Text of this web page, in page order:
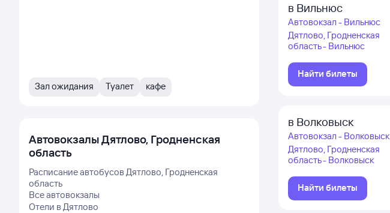
Зал ожидания Туалет кафе
в Вильнюс
Автовокзал - Вильнюс
Дятлово, Гродненская
область - Вильнюс
Найти билеты
в Волковыск
Автовокзал - Волковыск
Дятлово, Гродненская
область - Волковыск
Найти билеты
АвтовокзалыДятлово, Гродненская
область
Расписание автобусов Дятлово, Гродненская
область
Все автовокзалы
Отели в Дятлово